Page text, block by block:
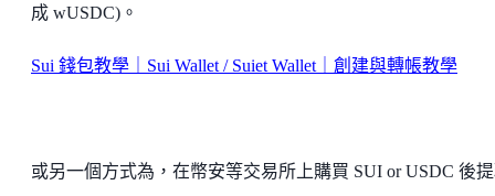
成 wUSDC)。
Sui 錢包教學｜Sui Wallet / Suiet Wallet｜創建與轉帳教學
或另一個方式為，在幣安等交易所上購買 SUI or USDC 後